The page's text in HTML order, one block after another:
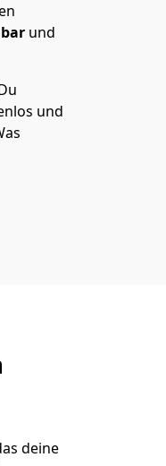
und
und
deine